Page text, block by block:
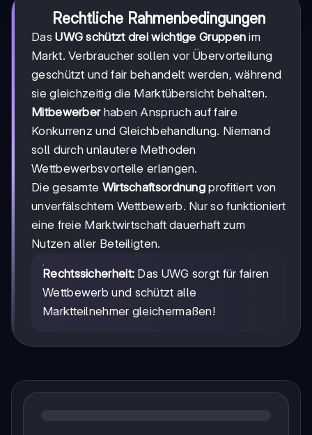
Rechtliche Rahmenbedingungen
DasUWG schützt drei wichtige Gruppen im
Markt. Verbraucher sollen vor Übervorteilung
geschützt und fair behandelt werden, während
sie gleichzeitig die Marktübersicht behalten.
Mitbewerberhaben Anspruch auf faire
Konkurrenz und Gleichbehandlung. Niemand
soll durch unlautere Methoden
Wettbewerbsvorteile erlangen.
Die gesamte Wirtschaftsordnung profitiert von
unverfälschtem Wettbewerb. Nur so funktioniert
eine freie Marktwirtschaft dauerhaft zum
Nutzen aller Beteiligten.
Rechtssicherheit: Das UWG sorgt für fairen
Wettbewerb und schützt alle
Marktteilnehmer gleichermaßen!